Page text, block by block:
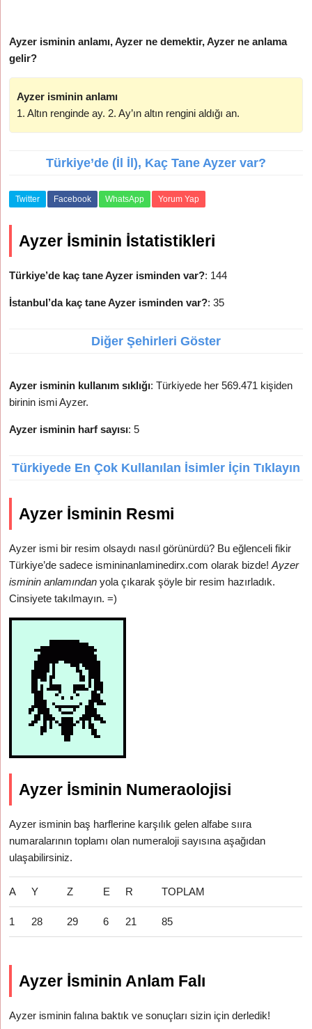
Ayzer isminin anlamı, Ayzer ne demektir, Ayzer ne anlama
gelir?
Ayzer isminin anlamı
1. Altın renginde ay. 2. Ay’ın altın rengini aldığı an.
Türkiye’de (İl İl), Kaç Tane Ayzer var?
Twitter Facebook WhatsApp Yorum Yap
Ayzer İsminin İstatistikleri
Türkiye’de kaç tane Ayzer isminden var?: 144
İstanbul’da kaç tane Ayzer isminden var?: 35
Diğer Şehirleri Göster
Ayzer isminin kullanım sıklığı: Türkiyede her 569.471 kişiden
birinin ismi Ayzer.
Ayzer isminin harf sayısı: 5
Türkiyede En Çok Kullanılan İsimler İçin Tıklayın
Ayzer İsminin Resmi
Ayzer ismi bir resim olsaydı nasıl görünürdü? Bu eğlenceli fikir
Türkiye’de sadece ismininanlaminedirx.com olarak bizde!Ayzer
isminin anlamından yola çıkarak şöyle bir resim hazırladık.
Cinsiyete takılmayın. =)
Ayzer İsminin Numeraolojisi
Ayzer isminin baş harflerine karşılık gelen alfabe sııra
numaralarının toplamı olan numeraloji sayısına aşağıdan
ulaşabilirsiniz.
A Y Z E R TOPLAM
1 28 29 6 21 85
Ayzer İsminin Anlam Falı
Ayzer isminin falına baktık ve sonuçları sizin için derledik!